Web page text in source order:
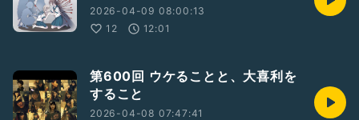
2026-04-09 08:00:13
12
12:01
第600回 ウケることと、大喜利を
すること
2026-04-08 07:47:41